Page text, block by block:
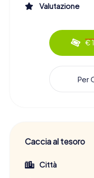
Valutazione
€
Per
Caccia al tesoro
Città